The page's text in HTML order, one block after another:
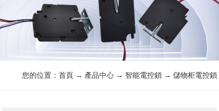
您的位置： 首頁→ 產品中心→ 智能電控鎖 → 儲物柜電控鎖